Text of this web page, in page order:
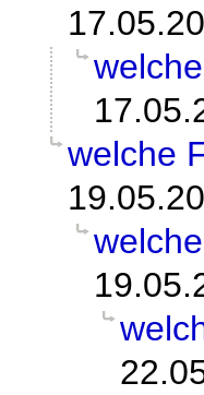
welche